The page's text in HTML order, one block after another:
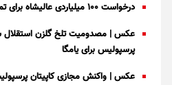
درخواست ۱۰۰ میلیاردی عالیشاه برای تمدید قرارداد صحت دارد ؟
عکس | مصدومیت تلخ گلزن استقلال
پرسپولیس برای یامگا
عکس | واکنش مجازی کاپیتان